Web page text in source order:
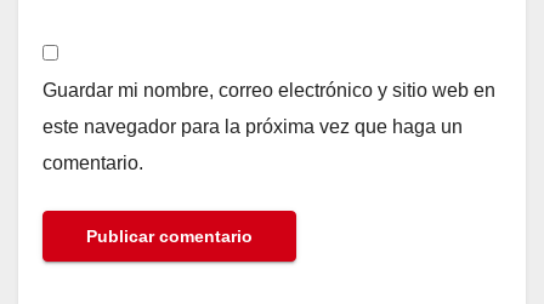
Guardar mi nombre, correo electrónico y sitio web en
este navegador para la próxima vez que haga un
comentario.